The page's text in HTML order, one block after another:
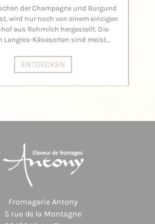
der Champagne und Burgund
wird nur noch von einem einzigen
aus Rohmilch hergestellt. Die
Langres-Käsesorten sind meist…
ENTDECKEN
Fromagerie Antony
5 rue de la Montagne